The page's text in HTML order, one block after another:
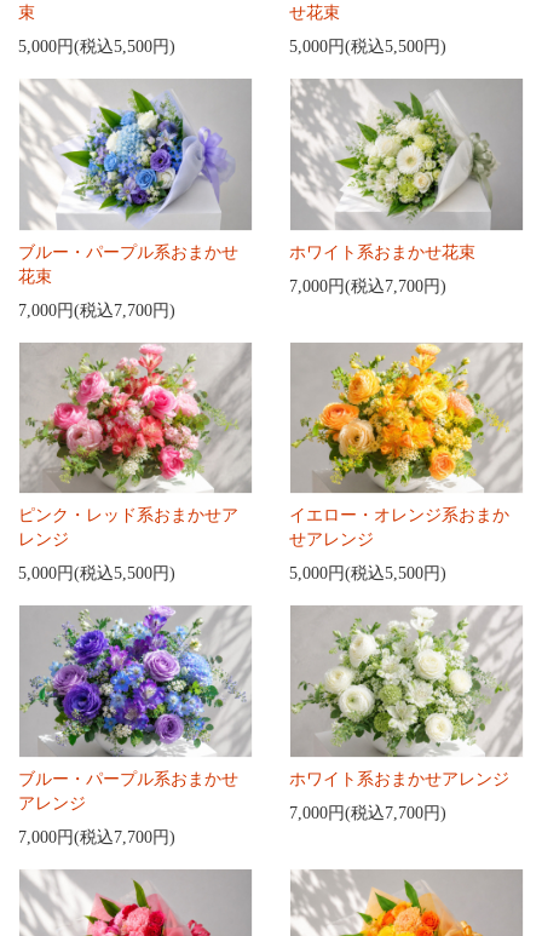
束
5,000円(税込5,500円)
せ花束
5,000円(税込5,500円)
ブルー・パープル系おまかせ
花束
7,000円(税込7,700円)
ホワイト系おまかせ花束
7,000円(税込7,700円)
ピンク・レッド系おまかせア
レンジ
5,000円(税込5,500円)
イエロー・オレンジ系おまか
せアレンジ
5,000円(税込5,500円)
ブルー・パープル系おまかせ
アレンジ
7,000円(税込7,700円)
ホワイト系おまかせアレンジ
7,000円(税込7,700円)